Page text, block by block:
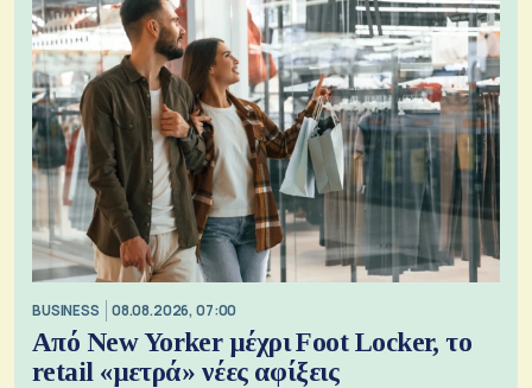
BUSINESS 08.08.2026, 07:00
Από New Yorker μέχρι Foot Locker, το
retail «μετρά» νέες αφίξεις